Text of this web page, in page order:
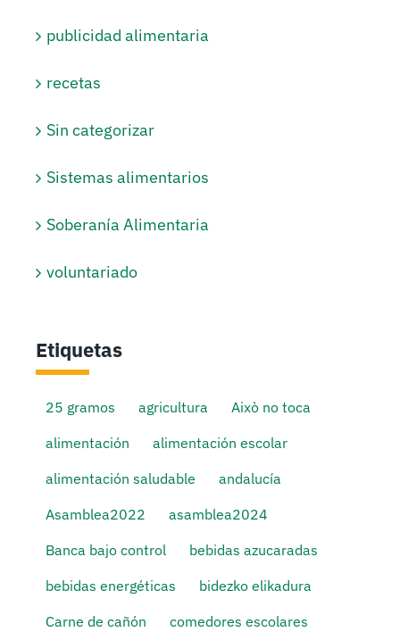
publicidad alimentaria
recetas
Sin categorizar
Sistemas alimentarios
Soberanía Alimentaria
voluntariado
Etiquetas
25 gramos agricultura
Això no toca
alimentación
alimentación escolar
alimentación saludable
andalucía
Asamblea2022
asamblea2024
Banca bajo control
bebidas azucaradas
bebidas energéticas
bidezko elikadura
Carne de cañón
comedores escolares